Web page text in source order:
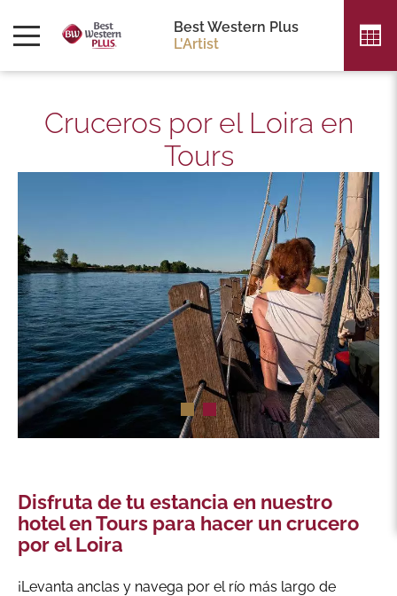
Best Western Plus
L'Artist
Cruceros por el Loira en
Tours
Disfruta de tu estancia en nuestro
hotel en Tours para hacer un crucero
por el Loira
¡Levanta anclas y navega por el río más largo de